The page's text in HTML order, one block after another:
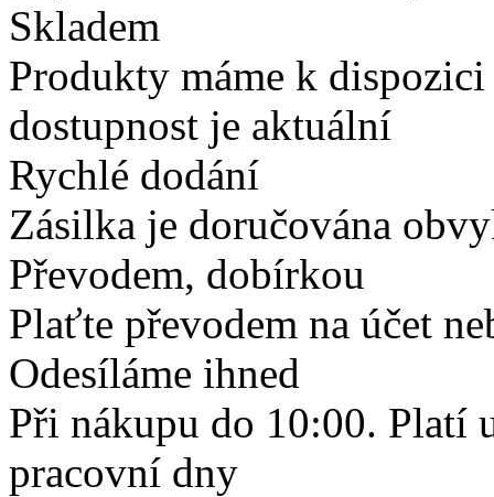
Skladem
Produkty máme k
dostupnost je aktuální
Rychlé dodání
Zásilka je doručována
Převodem, dobírkou
Plaťte převodem na účet
Odesíláme ihned
Při nákupu do 10:00. Platí
pracovní dny